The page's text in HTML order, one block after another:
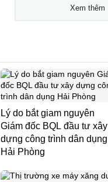
Xem thêm
Lý do bắt giam nguyên
Giám đốc BQL đầu tư xây
dựng công trình dân dụng
Hải Phòng